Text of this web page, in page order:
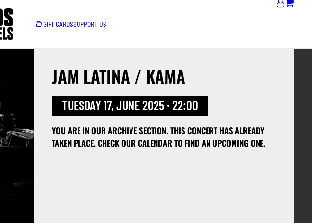
GIFT CARDSSUPPORT US
JAM LATINA / KAMA
TUESDAY 17, JUNE 2025 · 22:00
YOU ARE IN OUR ARCHIVE SECTION. THIS CONCERT HAS ALREADY
TAKEN PLACE. CHECK OUR CALENDAR TO FIND AN UPCOMING ONE.